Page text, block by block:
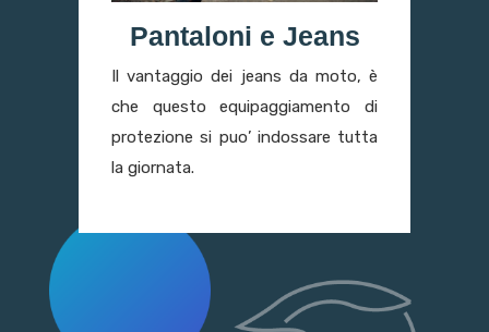
Pantaloni e Jeans
Il vantaggio dei jeans da moto, è
che questo equipaggiamento di
protezione si puo’ indossare tutta
la giornata.